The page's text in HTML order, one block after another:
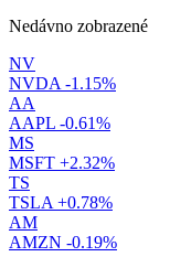
Nedávno zobrazené
NV
NVDA -1.15%
AA
AAPL -0.61%
MS
MSFT +2.32%
TS
TSLA +0.78%
AM
AMZN -0.19%